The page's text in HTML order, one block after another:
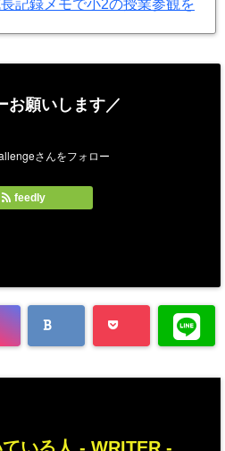
記録メモで小2の授業参観を
お願いします／
feedly